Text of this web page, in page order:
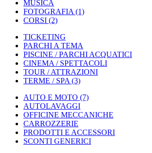
MUSICA
FOTOGRAFIA (1)
CORSI (2)
TICKETING
PARCHI A TEMA
PISCINE / PARCHI ACQUATICI
CINEMA / SPETTACOLI
TOUR / ATTRAZIONI
TERME / SPA (3)
AUTO E MOTO (7)
AUTOLAVAGGI
OFFICINE MECCANICHE
CARROZZERIE
PRODOTTI E ACCESSORI
SCONTI GENERICI